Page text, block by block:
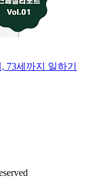
73세까지 일하기